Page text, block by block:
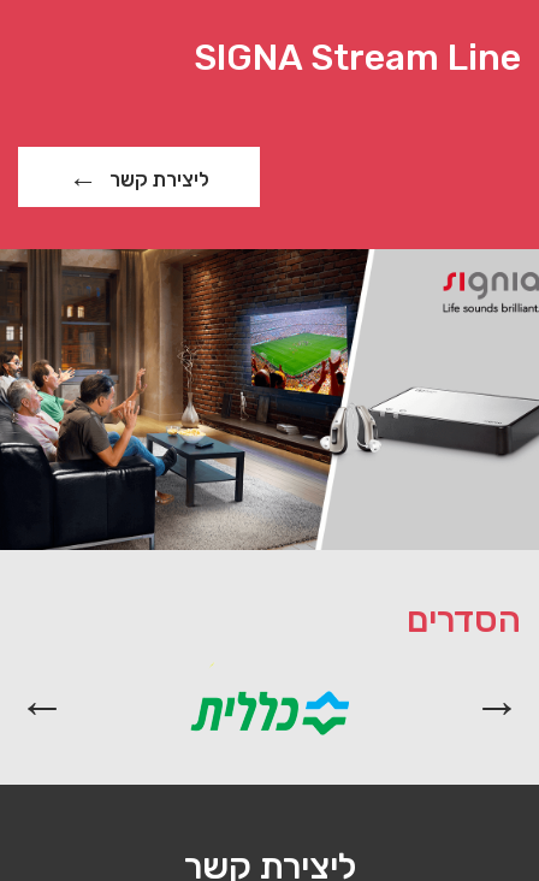
SIGNA Stream Line
ליצירת קשר
הסדרים
ליצירת קשר